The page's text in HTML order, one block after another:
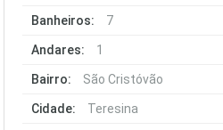
Banheiros: 7
Andares: 1
Bairro: São Cristóvão
Cidade: Teresina